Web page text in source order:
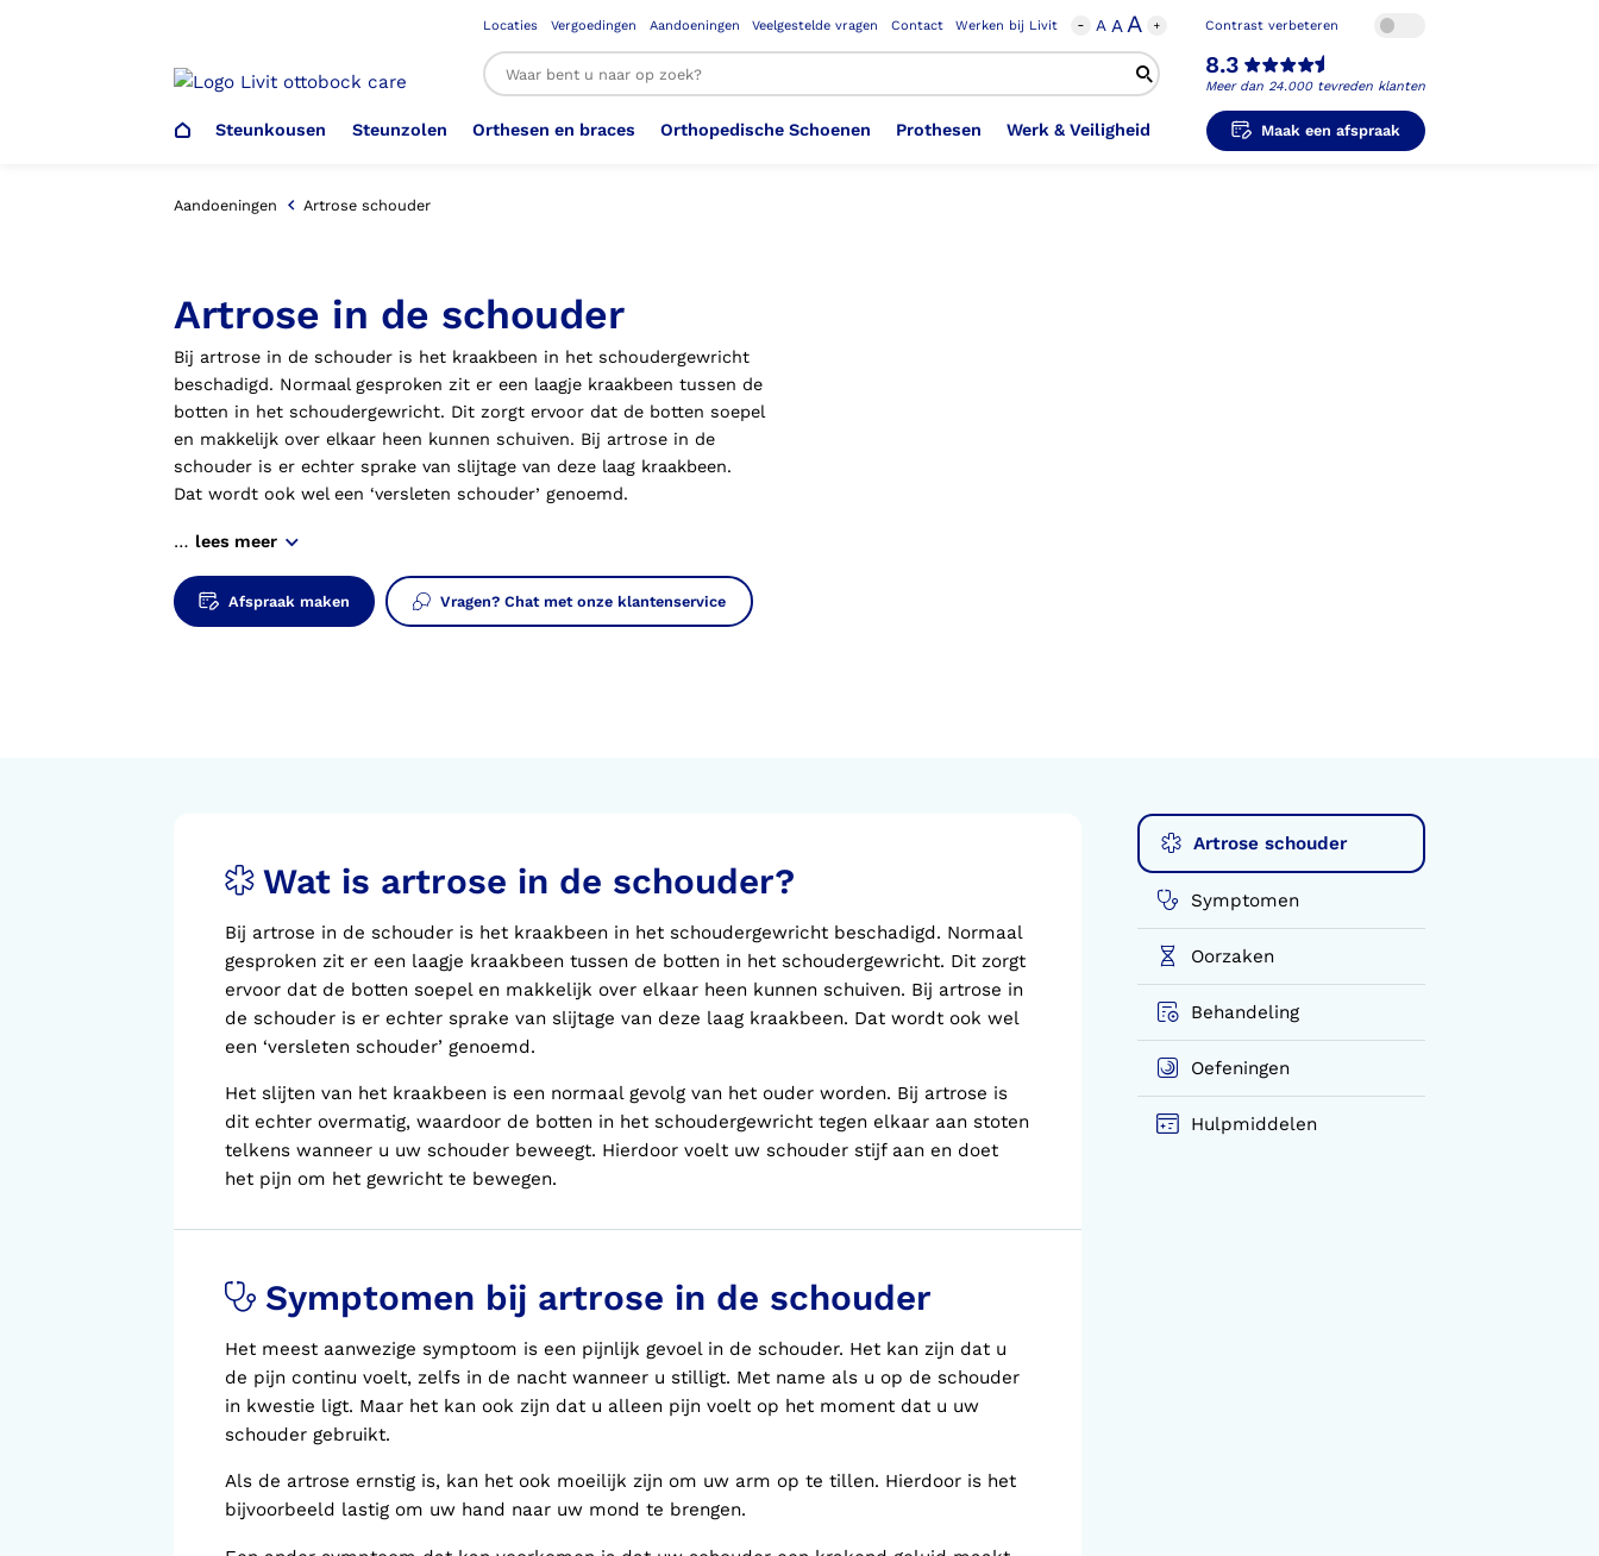
Locaties Vergoedingen Aandoeningen Veelgestelde vragen Contact Werken bij Livit A AA Contrast verbeteren
8.3
Meer dan 24.000 tevreden klanten
Steunkousen
Steunkousen (klasse 1)
Aantrekhulpen
Steunzolen
Voetdrukmeting
Orthesen en braces
Heup Bekken Lies Hoofd Nek
Romp Buik Rug
Orthopedische Schoenen
Schoenencatalogus
Ambulo Badschoenen
Orthopedische Voorziening aan
Confectieschoen (OVAC)
Verbandschoen
Voorlopige orthopedische
schoenen (VLOS)
Prothesen
Elleboogprothese Hand & Vinger prothese
Onderbeenprothese
Werk & Veiligheid
Werkgever
Maak een afspraak
Aandoeningen Artrose schouder
Artrose in de schouder
Bij artrose in de schouder is het kraakbeen in het schoudergewricht
beschadigd. Normaal gesproken zit er een laagje kraakbeen tussen de
botten in het schoudergewricht. Dit zorgt ervoor dat de botten soepel
en makkelijk over elkaar heen kunnen schuiven. Bij artrose in de
schouder is er echter sprake van slijtage van deze laag kraakbeen.
Dat wordt ook wel een ‘versleten schouder’ genoemd.
… lees meer
Afspraak maken Vragen? Chat met onze klantenservice
Wat is artrose in de schouder?
Bij artrose in de schouder is het kraakbeen in het schoudergewricht beschadigd. Normaal
gesproken zit er een laagje kraakbeen tussen de botten in het schoudergewricht. Dit zorgt
ervoor dat de botten soepel en makkelijk over elkaar heen kunnen schuiven. Bij artrose in
de schouder is er echter sprake van slijtage van deze laag kraakbeen. Dat wordt ook wel
een ‘versleten schouder’ genoemd.
Het slijten van het kraakbeen is een normaal gevolg van het ouder worden. Bij artrose is
dit echter overmatig, waardoor de botten in het schoudergewricht tegen elkaar aan stoten
telkens wanneer u uw schouder beweegt. Hierdoor voelt uw schouder stijf aan en doet
het pijn om het gewricht te bewegen.
Symptomen bij artrose in de schouder
Het meest aanwezige symptoom is een pijnlijk gevoel in de schouder. Het kan zijn dat u
de pijn continu voelt, zelfs in de nacht wanneer u stilligt. Met name als u op de schouder
in kwestie ligt. Maar het kan ook zijn dat u alleen pijn voelt op het moment dat u uw
schouder gebruikt.
Als de artrose ernstig is, kan het ook moeilijk zijn om uw arm op te tillen. Hierdoor is het
bijvoorbeeld lastig om uw hand naar uw mond te brengen.
Artrose schouder
Symptomen
Oorzaken
Behandeling
Oefeningen
Hulpmiddelen